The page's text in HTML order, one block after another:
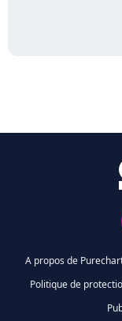
A propos de
Politique de